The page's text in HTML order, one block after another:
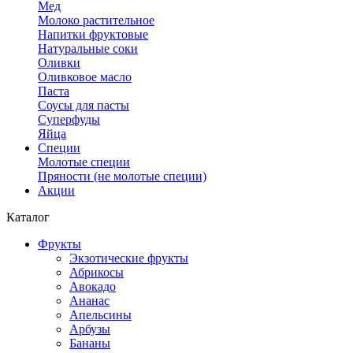
Мед
Молоко растительное
Напитки фруктовые
Натуральные соки
Оливки
Оливковое масло
Паста
Соусы для пасты
Суперфуды
Яйца
Специи
Молотые специи
Пряности (не молотые специи)
Акции
Каталог
Фрукты
Экзотические фрукты
Абрикосы
Авокадо
Ананас
Апельсины
Арбузы
Бананы